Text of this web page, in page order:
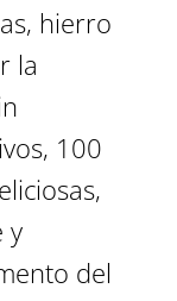
hierro
la
100
y
del